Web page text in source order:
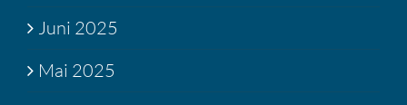
Juni 2025
Mai 2025